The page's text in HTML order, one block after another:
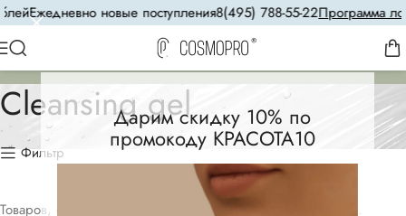
Дарим скидку 10% по
промокоду КРАСОТА10
Ежедневно новые поступления8(495) 788-55-22Программа
Cleansing gel
Фильтр
Товаров, соответствующих вашему запросу, не обнаружено.